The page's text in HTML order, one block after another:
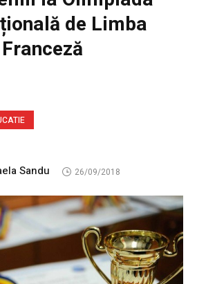
de Limba
Franceză
Sandu 26/09/2018